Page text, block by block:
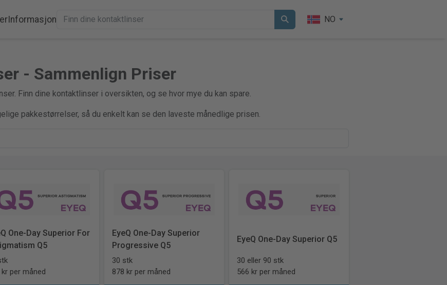
Informasjon NO
- Sammenlign Priser
Finn dine kontaktlinser i oversikten, og se hvor mye du kan spare.
pakkestørrelser, så du enkelt kan se den laveste månedlige prisen.
One-Day Superior For
Q5
kr per måned
EyeQ One-Day Superior
Progressive Q5
30 stk
878 kr per måned
EyeQ One-Day Superior Q5
30 eller 90 stk
566 kr per måned